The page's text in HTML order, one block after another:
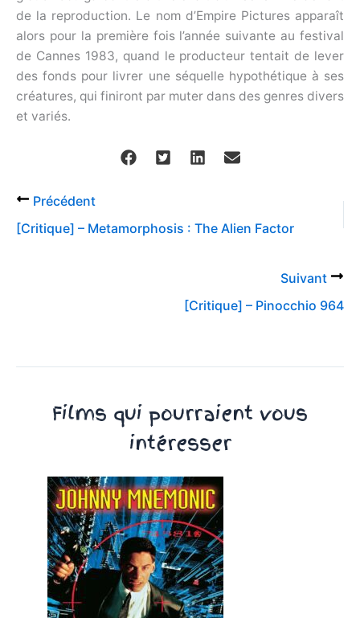
de la reproduction. Le nom d’Empire Pictures apparaît
alors pour la première fois l’année suivante au festival
de Cannes 1983, quand le producteur tentait de lever
des fonds pour livrer une séquelle hypothétique à ses
créatures, qui finiront par muter dans des genres divers
et variés.
Précédent
[Critique] – Metamorphosis : The Alien Factor
Suivant
[Critique] – Pinocchio 964
Films qui pourraient vous
intéresser